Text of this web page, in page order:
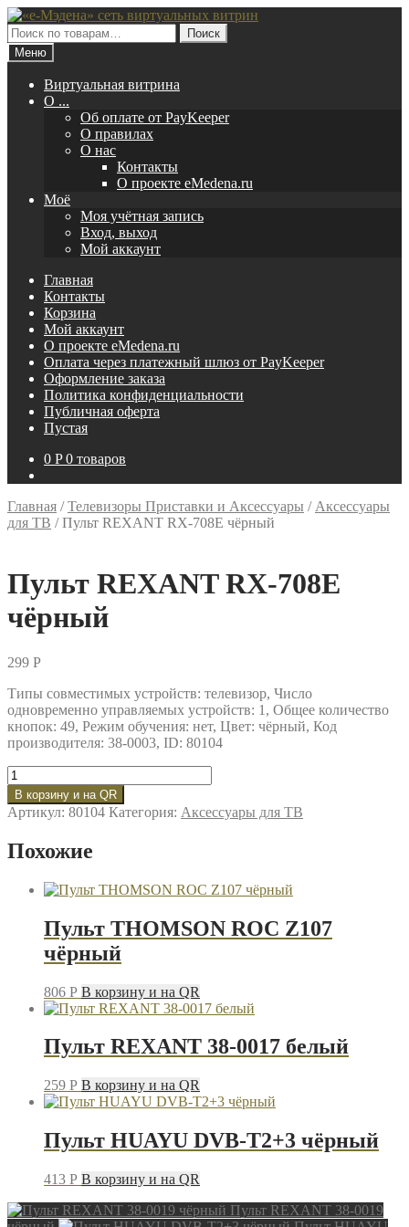
Перейти
к
навигации
Перейти
к
содержимому
Искать:
Поиск
Меню
Виртуальная витрина
O ...
Об оплате от PayKeeper
О правилах
О нас
Контакты
О проекте eMedena.ru
Моё
Моя учётная запись
Вход, выход
Мой аккаунт
Главная
Контакты
Корзина
Мой аккаунт
О проекте eMedena.ru
Оплата через платежный шлюз от PayKeeper
Оформление заказа
Политика конфиденциальности
Публичная оферта
Пустая
0 P 0 товаров
Главная /Телевизоры Приставки и Аксессуары / Аксессуары
для ТВ /Пульт REXANT RX-708E чёрный
Пульт REXANT RX-708E
чёрный
299 P
Типы совместимых устройств: телевизор, Число
одновременно управляемых устройств: 1, Общее количество
кнопок: 49, Режим обучения: нет, Цвет: чёрный, Код
производителя: 38-0003, ID: 80104
Количество
товара
Пульт
REXANT
708E
В корзину и на QR
Артикул: 80104 Категория: Аксессуары для ТВ
Похожие
Пульт THOMSON ROC Z107
чёрный
806 P В корзину и на QR
Пульт REXANT 38-0017 белый
259 P В корзину и на QR
Пульт HUAYU DVB-T2+3 чёрный
413 P В корзину и на QR
Пульт REXANT 38-0019